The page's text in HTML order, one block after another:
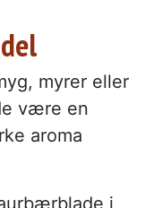
myrer eller
være en
aroma
i